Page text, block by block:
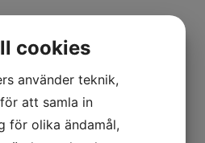
cookies
använder teknik,
att samla in
för olika ändamål,